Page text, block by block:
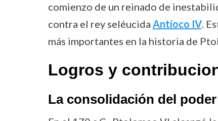
comienzo de un reinado de
contra el rey seléucida Antíoco IV.
más importantes en la historia de
Logros y
La consolidación del poder